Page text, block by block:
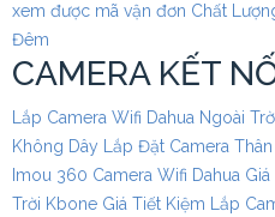
xem được mã vận đơn Chất
Đêm
CAMERA KẾT
Lắp Camera Wifi Dahua Ngoài
Không Dây
Lắp Đặt Camera
Imou 360 Camera Wifi Dahua
Trời Kbone Giá Tiết Kiệm
Lắp